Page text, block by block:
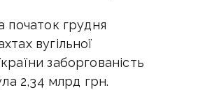
початок грудня
вугільної
заборгованість
2,34 млрд грн.